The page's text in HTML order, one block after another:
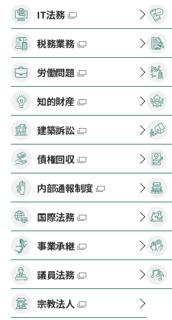
IT法務
税務業務
労働問題
知的財産
建築訴訟
債権回収
内部通報制度
国際法務
事業承継
議員法務
宗教法人